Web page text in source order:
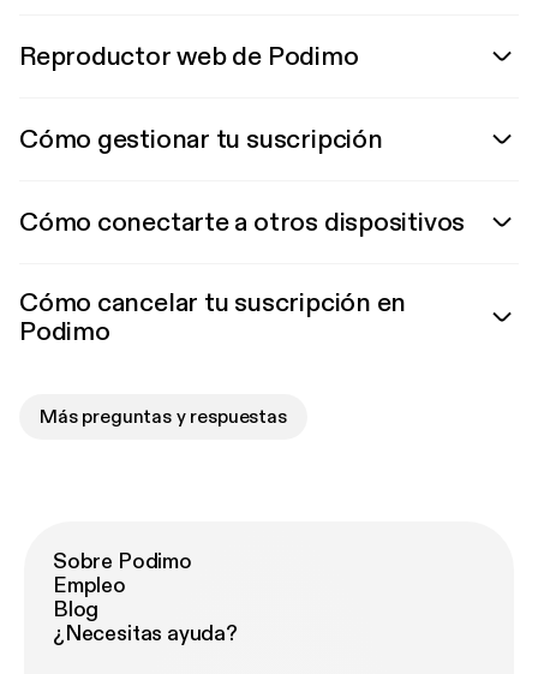
Reproductor web de Podimo
Cómo gestionar tu suscripción
Cómo conectarte a otros dispositivos
Cómo cancelar tu suscripción en
Podimo
Más preguntas y respuestas
Sobre Podimo
Empleo
Blog
¿Necesitas ayuda?